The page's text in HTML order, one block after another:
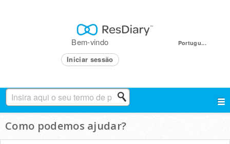
Portugu...
Bem-vindo
Iniciar sessão
Como podemos ajudar?